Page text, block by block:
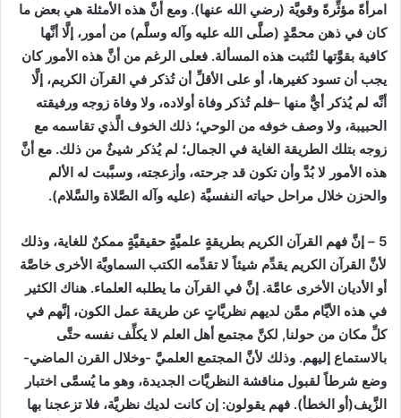
امرأةً مؤثِّرةً وقويَّة (رضي الله عنها). ومع أنَّ هذه الأمثلة هي بعض ما
كان في ذهن محمَّدٍ (صلَّى الله عليه وآله وسلَّم) من أمور، إلَّا أنَّها
كافية بقوَّتها لتُثبت هذه المسألة. فعلى الرغم من أنَّ هذه الأمور كان
يجب أن تسود كغيرها، أو على الأقلِّ أن تُذكر في القرآن الكريم، إلَّا
أنَّه لم يُذكر أيٌّ منها –فلم تُذكر وفاة أولاده، ولا وفاة زوجه ورفيقته
الحبيبة، ولا وصف خوفه من الوحي؛ ذلك الخوف الَّذي تقاسمه مع
زوجه بتلك الطريقة الغاية في الجمال؛ لم يُذكر شيئٌ من ذلك. مع أنَّ
هذه الأمور لا بُدَّ وأن تكون قد جرحته، وأزعجته، وسبَّبت له الألم
والحزن خلال مراحل حياته النفسيَّة (عليه وآله الصَّلاة والسَّلام).
5 – إنَّ فهم القرآن الكريم بطريقةٍ علميَّةٍ حقيقيَّةٍ ممكنٌ للغاية، وذلك
لأنَّ القرآن الكريم يقدِّم شيئاً لا تقدِّمه الكتب السماويَّة الأخرى خاصَّة
أو الأديان الأخرى عامَّة. إنَّ في القرآن ما يطلبه العلماء. هناك الكثير
في هذه الأيَّام ممَّن لديهم نظريَّاتٍ عن طريقة عمل الكون، إنَّهم في
كلِّ مكان من حولنا, لكنَّ مجتمع أهل العلم لا يكلِّف نفسه حتَّى
بالاستماع إليهم. وذلك لأنَّ المجتمع العلميَّ -وخلال القرن الماضي-
وضع شرطاً لقبول مناقشة النظريَّات الجديدة، وهو ما يُسمَّى اختبار
الزَّيف(أو الخطأ). فهم يقولون: إن كانت لديك نظريَّة، فلا تزعجنا بها